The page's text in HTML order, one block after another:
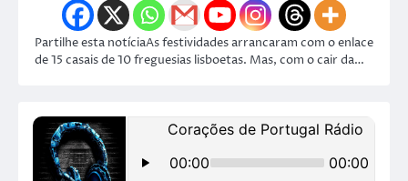
Partilhe esta notíciaAs festividades arrancaram com o enlace
de 15 casais de 10 freguesias lisboetas. Mas, com o cair da…